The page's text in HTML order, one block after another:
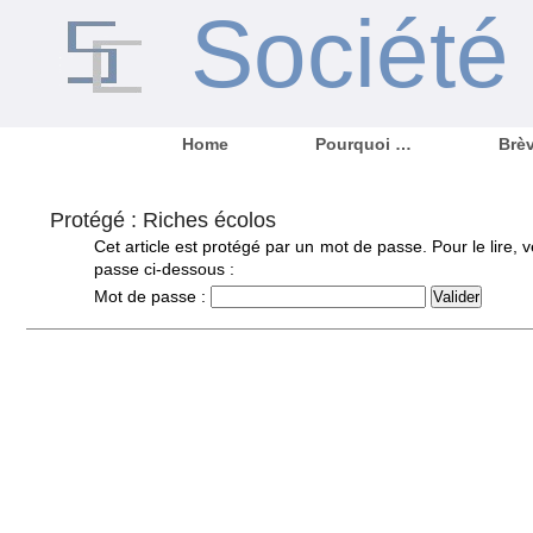
Home Pourquoi …
Protégé : Riches écolos
Cet article est protégé par un mot de passe. Pour le lire,
passe ci-dessous :
Mot de passe :